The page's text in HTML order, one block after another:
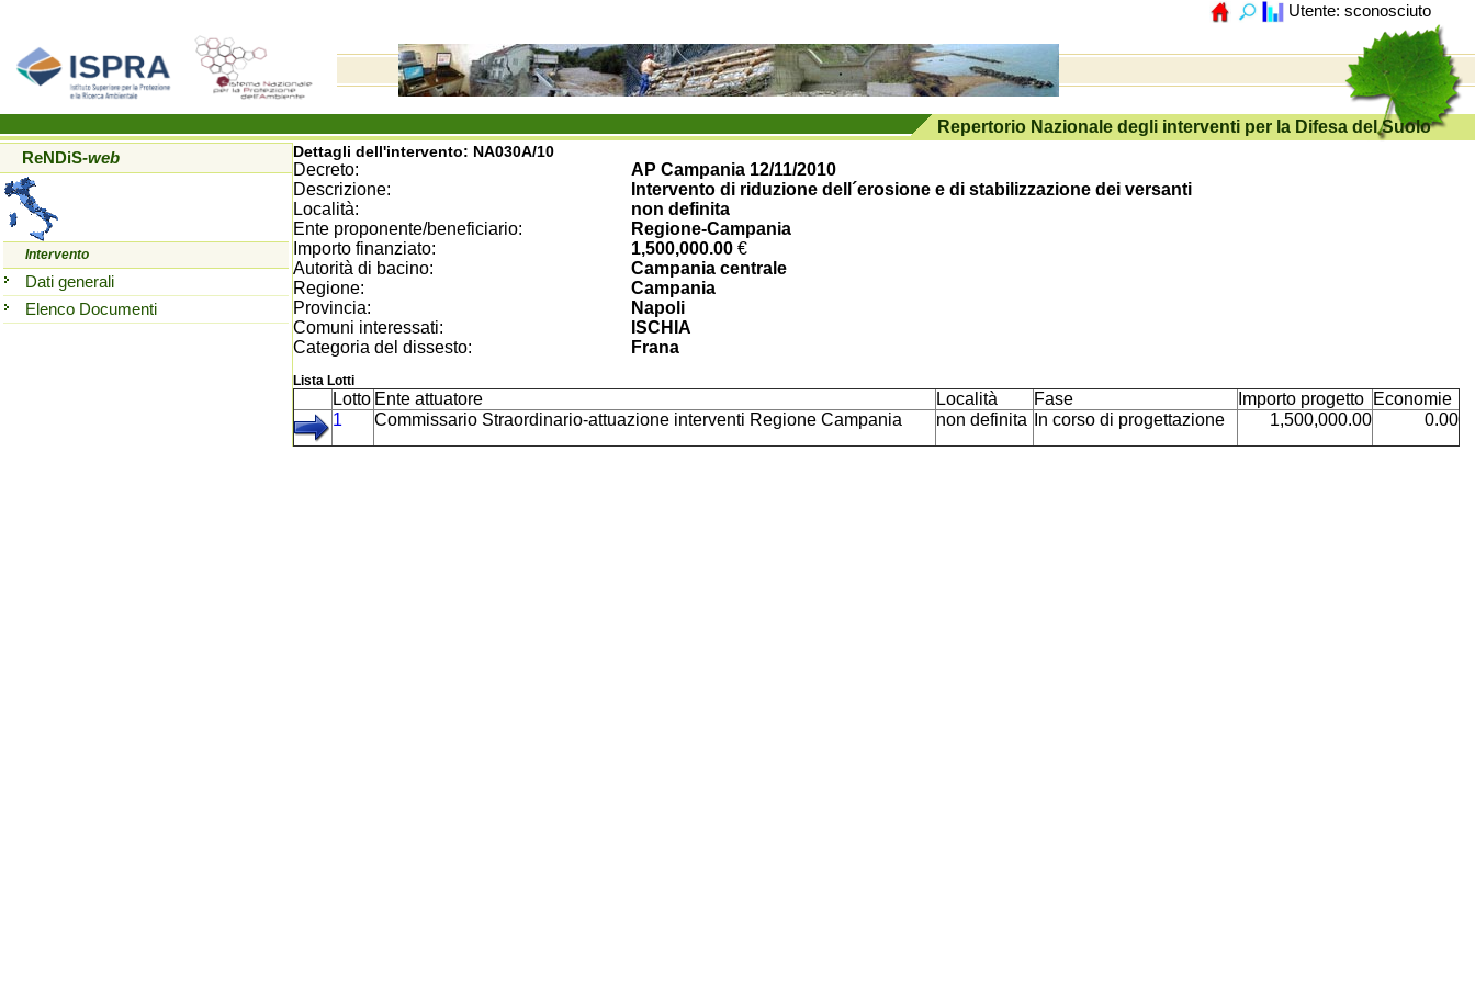
ReNDiS-web
Intervento
Dati generali
Elenco Documenti
Dettagli dell'intervento: NA030A/10
Decreto:
AP Campania 12/11/2010
Descrizione:
Intervento di riduzione dell´erosione e di stabilizzazione dei versanti
Località:
non definita
Ente proponente/beneficiario:
Regione-Campania
Importo finanziato:
1,500,000.00 €
Autorità di bacino:
Campania centrale
Regione:
Campania
Provincia:
Napoli
Comuni interessati:
ISCHIA
Categoria del dissesto:
Frana
Lista Lotti
Lotto Ente attuatore Località Fase Importo progetto Economie
1
Commissario Straordinario-attuazione interventi Regione Campania non definita In corso di progettazione 1,500,000.00 0.00